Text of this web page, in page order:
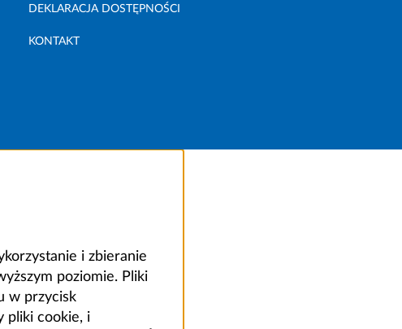
DEKLARACJA DOSTĘPNOŚCI
KONTAKT
i zbieranie
poziomie. Pliki
w przycisk
pliki cookie, i